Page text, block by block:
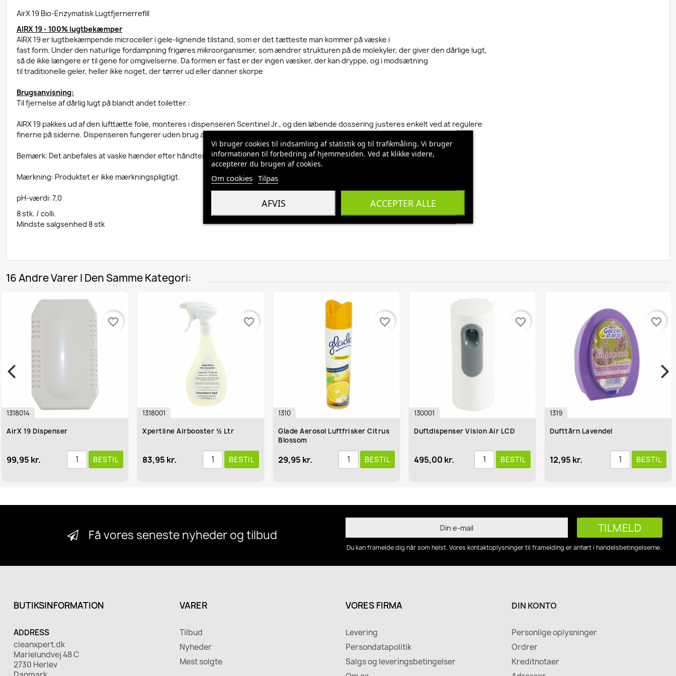
AirX 19 Bio-Enzymatisk Lugtfjernerrefill
AIRX 19 - 100% lugtbekæmper
AIRX 19 er lugtbekæmpende microceller i gele-lignende tilstand, som er det tætteste man kommer på væske i
fast form. Under den naturlige fordampning frigøres mikroorganismer, som ændrer strukturen på de molekyler, der giver den dårlige lugt,
så de ikke længere er til gene for omgivelserne. Da formen er fast er der ingen væsker, der kan dryppe, og i modsætning
til traditionelle geler, heller ikke noget, der tørrer ud eller danner skorpe
Brugsanvisning:
Til fjernelse af dårlig lugt på blandt andet toiletter.:
AIRX 19 pakkes ud af den lufttætte folie, monteres i dispenseren Scentinel Jr., og den løbende dossering justeres enkelt ved at regulere
finerne på siderne. Dispenseren fungerer uden brug af batterier.
Bemærk: Det anbefales at vaske hænder efter håndteringen.
Mærkning: Produktet er ikke mærkningspligtigt.
pH-værdi: 7,0
8 stk. / colli.
Mindste salgsenhed 8 stk
16 Andre Varer I Den Samme Kategori:
1318014
AirX 19 Dispenser
99,95 kr. BESTIL
favorite_border
1318001
Xpertline Airbooster ½ Ltr
83,95 kr. BESTIL
favorite_border
1310
Glade Aerosol Luftfrisker Citrus
Blossom
29,95 kr. BESTIL
favorite_border
130001
Duftdispenser Vision Air LCD
495,00 kr. BESTIL
favorite_border
1319
Dufttårn Lavendel
12,95 kr. BESTIL
favorite_border
Få vores seneste nyheder og tilbud
Du kan framelde dig når som helst. Vores kontaktoplysninger til framelding er anført i handelsbetingelserne.
BUTIKSINFORMATION
ADDRESS
cleanxpert.dk
Marielundvej 48 C
2730 Herlev
VARER
Tilbud
Nyheder
Mest solgte
VORES FIRMA
Levering
Persondatapolitik
Salgs og leveringsbetingelser
DIN KONTO
Personlige oplysninger
Ordrer
Kreditnotaer
Vi bruger cookies til indsamling af statistik og til trafikmåling. Vi bruger
informationen til forbedring af hjemmesiden. Ved at klikke videre,
accepterer du brugen af cookies.
Om cookies Tilpas
AFVIS ACCEPTER ALLE